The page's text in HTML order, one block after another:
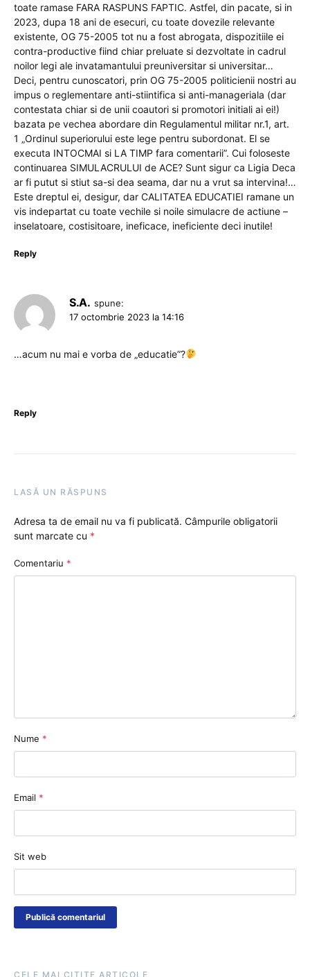
toate ramase FARA RASPUNS FAPTIC. Astfel, din pacate, si in
2023, dupa 18 ani de esecuri, cu toate dovezile relevante
existente, OG 75-2005 tot nu a fost abrogata, dispozitiile ei
contra-productive fiind chiar preluate si dezvoltate in cadrul
noilor legi ale invatamantului preuniversitar si universitar…
Deci, pentru cunoscatori, prin OG 75-2005 politicienii nostri au
impus o reglementare anti-stiintifica si anti-manageriala (dar
contestata chiar si de unii coautori si promotori initiali ai ei!)
bazata pe vechea abordare din Regulamentul militar nr.1, art.
1 „Ordinul superiorului este lege pentru subordonat. El se
executa INTOCMAI si LA TIMP fara comentarii”. Cui foloseste
continuarea SIMULACRULUI de ACE? Sunt sigur ca Ligia Deca
ar fi putut si stiut sa-si dea seama, dar nu a vrut sa intervina!…
Este dreptul ei, desigur, dar CALITATEA EDUCATIEI ramane un
vis indepartat cu toate vechile si noile simulacre de actiune –
inselatoare, costisitoare, ineficace, ineficiente deci inutile!
Reply
S.A. spune:
17 octombrie 2023 la 14:16
…acum nu mai e vorba de „educatie”?
Reply
LASĂ UN RĂSPUNS
Adresa ta de email nu va fi publicată. Câmpurile obligatorii
sunt marcate cu *
Comentariu *
Nume *
Email *
Sit web
CELE MAI CITITE ARTICOLE